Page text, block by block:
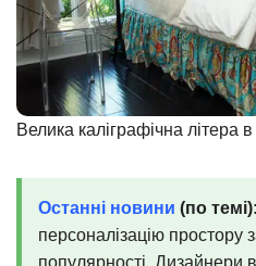
Велика каліграфічна літера в
Останні новини (по темі):
персоналізацію простору